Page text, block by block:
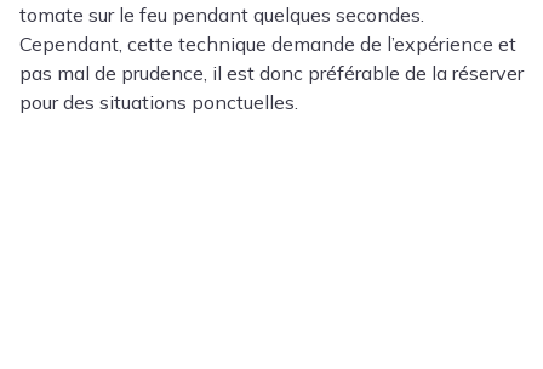
tomate sur le feu pendant quelques secondes.
Cependant, cette technique demande de l’expérience et
pas mal de prudence, il est donc préférable de la réserver
pour des situations ponctuelles.